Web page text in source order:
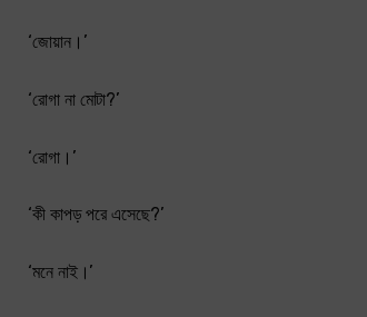
‘জোয়ান।’
‘রোগা না মোটা?’
‘রোগা।’
‘কী কাপড় পরে এসেছে?’
‘মনে নাই।’